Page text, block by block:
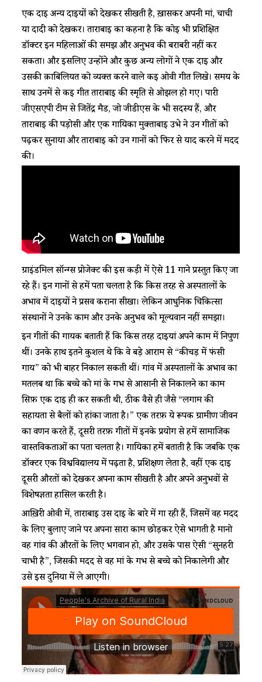
एक दाई अन्य दाईयों को देखकर सीखती है, ख़ासकर अपनी मां, चाची
या दादी को देखकर। ताराबाई का कहना है कि कोई भी प्रशिक्षित
डॉक्टर इन महिलाओं की समझ और अनुभव की बराबरी नहीं कर
सकता। और इसलिए उन्होंने और कुछ अन्य लोगों ने एक दाई और
उसकी क़ाबिलियत को व्यक्त करने वाले कई ओवी गीत लिखे। समय के
साथ उनमें से कई गीत ताराबाई की स्मृति से ओझल हो गए। पारी
जीएसएपी टीम से जितेंद्र मैड, जो जीडीएस के भी सदस्य हैं, और
ताराबाई की पड़ोसी और एक गायिका मुक्ताबाई उभे ने उन गीतों को
पढ़कर सुनाया और ताराबाई को उन गानों को फिर से याद करने में मदद
की।
ग्राइंडमिल सॉन्ग्स प्रोजेक्ट की इस कड़ी में ऐसे 11 गाने प्रस्तुत किए जा
रहे हैं। इन गानों से हमें पता चलता है कि किस तरह से अस्पतालों के
अभाव में दाईयों ने प्रसव कराना सीखा। लेकिन आधुनिक चिकित्सा
संस्थानों ने उनके काम और उनके अनुभव को मूल्यवान नहीं समझा।
इन गीतों की गायक बताती हैं कि किस तरह दाईयां अपने काम में निपुण
थीं। उनके हाथ इतने कुशल थे कि वे बड़े आराम से “कीचड़ में फंसी
गाय” को भी बाहर निकाल सकती थीं। गांव में अस्पतालों के अभाव का
मतलब था कि बच्चे को मां के गर्भ से आसानी से निकालने का काम
सिर्फ़ एक दाई ही कर सकती थी, ठीक वैसे ही जैसे “लगाम की
सहायता से बैलों को हांका जाता है।” एक तरफ़ ये रूपक ग्रामीण जीवन
का वर्णन करते हैं, दूसरी तरफ़ गीतों में इनके प्रयोग से हमें सामाजिक
वास्तविकताओं का पता चलता है। गायिका हमें बताती है कि जबकि एक
डॉक्टर एक विश्वविद्यालय में पढ़ता है, प्रशिक्षण लेता है, वहीं एक दाई
दूसरी औरतों को देखकर अपना काम सीखती है और अपने अनुभवों से
विशेषज्ञता हासिल करती है।
आख़िरी ओवी में, ताराबाई उस दाई के बारे में गा रही हैं, जिसमें वह मदद
के लिए बुलाए जाने पर अपना सारा काम छोड़कर ऐसे भागती है मानो
वह गांव की औरतों के लिए भगवान हो, और उसके पास ऐसी “सुनहरी
चाभी है”, जिसकी मदद से वह मां के गर्भ से बच्चे को निकालेगी और
उसे इस दुनिया में ले आएगी।